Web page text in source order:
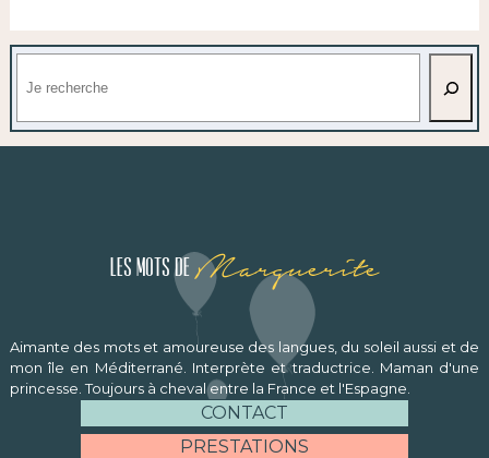
Les mots de Marguerite
Aimante des mots et amoureuse des langues, du soleil aussi et de
mon île en Méditerrané. Interprète et traductrice. Maman d'une
princesse. Toujours à cheval entre la France et l'Espagne.
CONTACT
PRESTATIONS